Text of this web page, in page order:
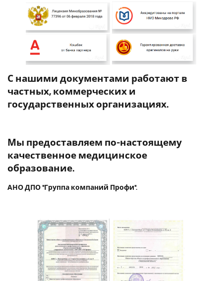
С нашими документами работают в
частных, коммерческих и
государственных организациях.
Мы предоставляем по-настоящему
качественное медицинское
образование.
АНО ДПО "Группа компаний Профи".